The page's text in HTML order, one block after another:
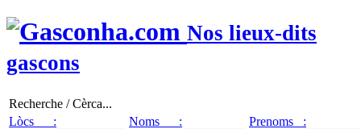
Nos lieux-dits
gascons
Recherche / Cèrca...
Lòcs :
Noms : Prenoms :